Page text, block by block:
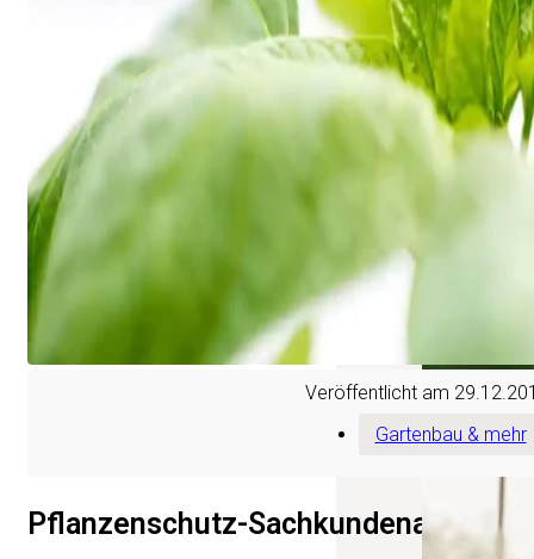
Sichern Sie sich
Geschäftskunde
unserem
und
Betrieb.
Veröffentlicht am
Gartenbau & mehr
Pflanzenschutz-Sachkundenachweis